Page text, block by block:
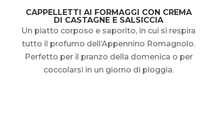
CAPPELLETTI AI FORMAGGI CON CREMA
DI CASTAGNE E SALSICCIA
Un piatto corposo e saporito, in cui si respira
tutto il profumo dell’Appennino Romagnolo.
Perfetto per il pranzo della domenica o per
coccolarsi in un giorno di pioggia.